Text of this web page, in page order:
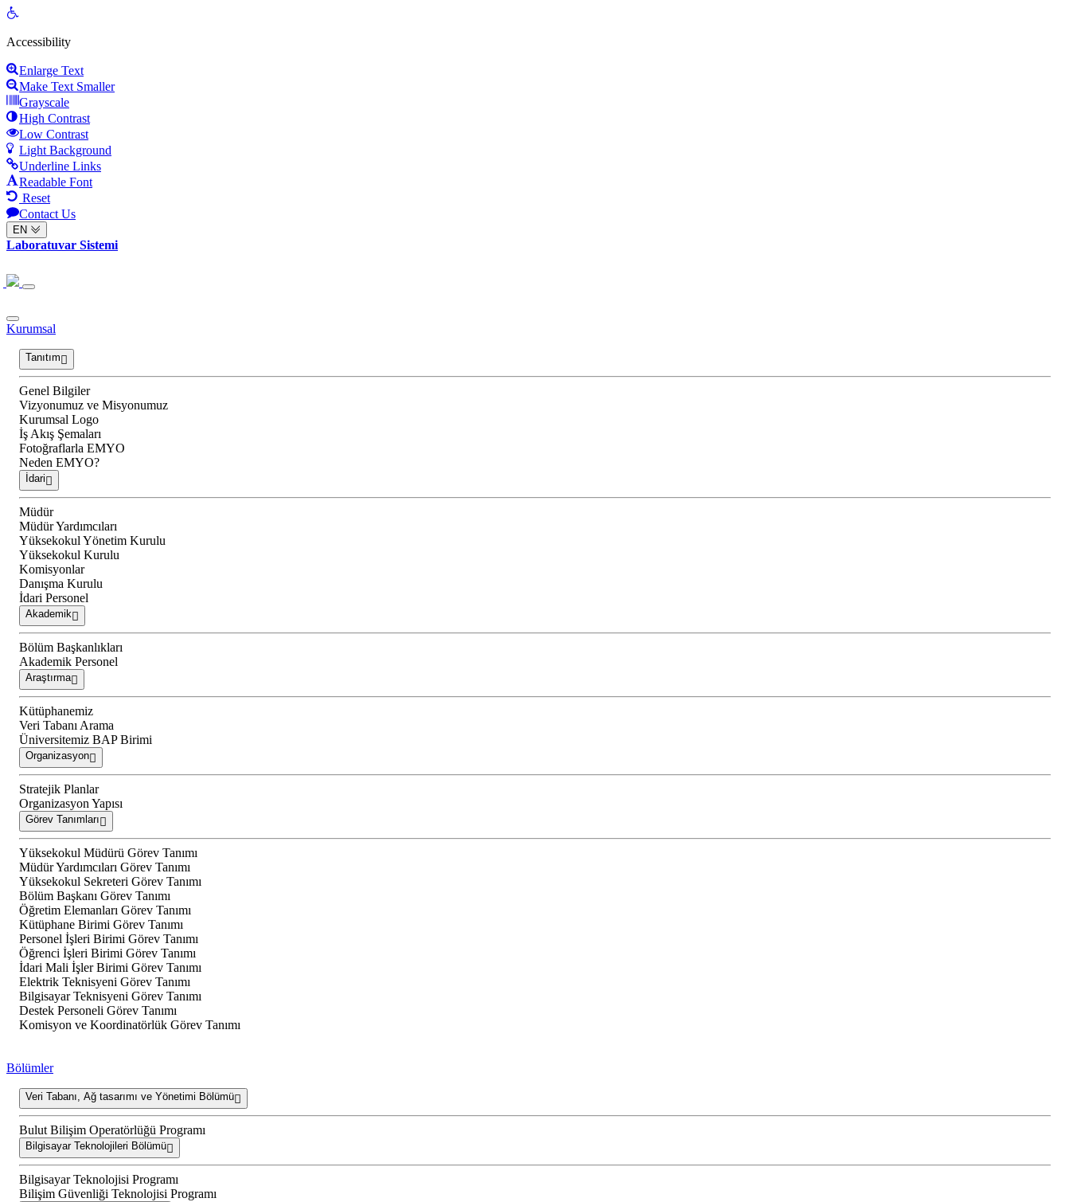
Open
Accessibility
Enlarge Text
Make Text Smaller
Grayscale
High Contrast
Low Contrast
Light Background
Underline Links
Readable Font
Reset
Contact Us
EN
Laboratuvar Sistemi
Kurumsal
Tanıtım
Genel Bilgiler
Vizyonumuz ve Misyonumuz
Kurumsal Logo
İş Akış Şemaları
Fotoğraflarla EMYO
Neden EMYO?
İdari
Müdür
Müdür Yardımcıları
Yüksekokul Yönetim Kurulu
Yüksekokul Kurulu
Komisyonlar
Danışma Kurulu
İdari Personel
Akademik
Bölüm Başkanlıkları
Akademik Personel
Araştırma
Kütüphanemiz
Veri Tabanı Arama
Üniversitemiz BAP Birimi
Organizasyon
Stratejik Planlar
Organizasyon Yapısı
Görev Tanımları
Yüksekokul Müdürü Görev Tanımı
Müdür Yardımcıları Görev Tanımı
Yüksekokul Sekreteri Görev Tanımı
Bölüm Başkanı Görev Tanımı
Öğretim Elemanları Görev Tanımı
Kütüphane Birimi Görev Tanımı
Personel İşleri Birimi Görev Tanımı
Öğrenci İşleri Birimi Görev Tanımı
İdari Mali İşler Birimi Görev Tanımı
Elektrik Teknisyeni Görev Tanımı
Bilgisayar Teknisyeni Görev Tanımı
Destek Personeli Görev Tanımı
Komisyon ve Koordinatörlük Görev Tanımı
Bölümler
Veri Tabanı, Ağ tasarımı ve Yönetimi Bölümü
Bulut Bilişim Operatörlüğü Programı
Bilgisayar Teknolojileri Bölümü
Bilgisayar Teknolojisi Programı
Bilişim Güvenliği Teknolojisi Programı